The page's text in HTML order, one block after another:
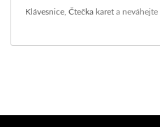
Klávesnice Čtečka karet a neváhejte